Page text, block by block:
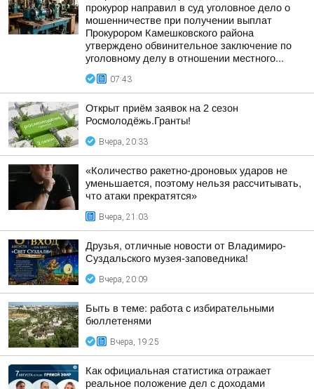
прокурор направил в суд уголовное дело о
мошенничестве при получении выплат
Прокурором Камешковского района
утверждено обвинительное заключение по
уголовному делу в отношении местного...
07:43
Открыт приём заявок на 2 сезон
Росмолодёжь.Гранты!
Вчера, 20:33
«Количество ракетно-дроновых ударов не
уменьшается, поэтому нельзя рассчитывать,
что атаки прекратятся»
Вчера, 21:03
Друзья, отличные новости от Владимиро-
Суздальского музея-заповедника!
Вчера, 20:09
Быть в теме: работа с избирательными
бюллетенями
Вчера, 19:25
Как официальная статистика отражает
реальное положение дел с доходами